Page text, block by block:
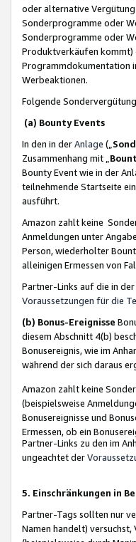
oder alternative Vergütung
Sonderprogramme oder
Sonderprogramme oder
Produktverkäufen kommt)
Programmdokumentation
Werbeaktionen.
Folgende
(a) Bounty Events
In den in derAnlage („
Zusammenhang mit „
Bounty Event wie in der
teilnehmende Startseite
ausführt.
Amazon zahlt keine
Anmeldungen unter
Person, wiederholter
alleinigen Ermessen von
Partner-Links auf die in
Voraussetzungen für die
(b) Bonus-Ereignisse
diesem Abschnitt 4(b)
Bonusereignis, wie im
während der sich daraus
Amazon zahlt keine
(beispielsweise
Bonusereignisse und
Ermessen, ob ein
Partner-Links zu den im
ungeachtet der
5. Einschränkungen in
Partner-Tags sollten nur
Namen handelt)